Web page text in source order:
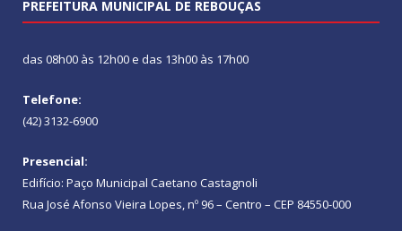
PREFEITURA MUNICIPAL DE REBOUÇAS
das 08h00 às 12h00 e das 13h00 às 17h00
Telefone:
(42) 3132-6900
Presencial:
Edifício: Paço Municipal Caetano Castagnoli
Rua José Afonso Vieira Lopes, nº 96 – Centro – CEP 84550-000